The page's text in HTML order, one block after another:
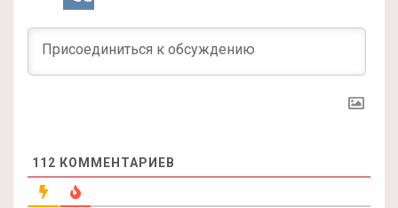
112 КОММЕНТАРИЕВ